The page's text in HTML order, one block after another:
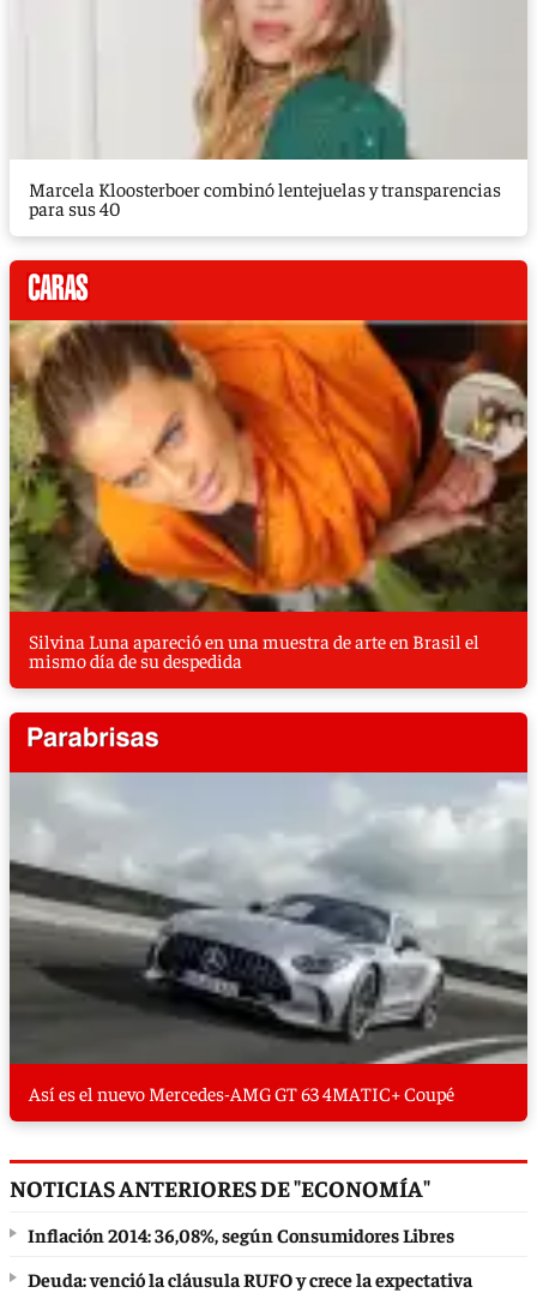
Marcela Kloosterboer combinó lentejuelas y transparencias
para sus 40
Silvina Luna apareció en una muestra de arte en Brasil el
mismo día de su despedida
Así es el nuevo Mercedes-AMG GT 63 4MATIC+ Coupé
NOTICIAS ANTERIORES DE "ECONOMÍA"
Inflación 2014: 36,08%, según Consumidores Libres
Deuda: venció la cláusula RUFO y crece la expectativa